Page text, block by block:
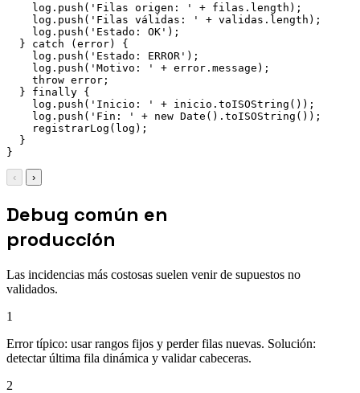
    log
. push ( 'Filas origen: ' + filas . length ) ;
    log
. push ( 'Filas válidas: ' + validas . length ) ;
    log
. push ( 'Estado: OK' ) ;
}
catch ( error)
{
    log
. push ( 'Estado: ERROR' ) ;
    log
. push ( 'Motivo: ' + error . message ) ;
throw error ;
}
finally {
    log
. push ( 'Inicio: ' + inicio . toISOString ( ) ) ;
    log
. push ( 'Fin: ' + new Date ( ) . toISOString ( ) ) ;
registrarLog ( log ) ;
}
}
‹ ›
Debug común en
producción
Las incidencias más costosas suelen venir de supuestos no
validados.
1
Error típico: usar rangos fijos y perder filas nuevas. Solución:
detectar última fila dinámica y validar cabeceras.
2